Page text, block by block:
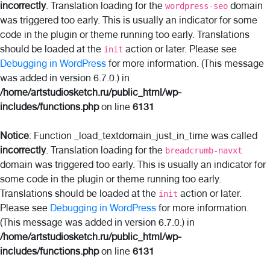
incorrectly. Translation loading for the wordpress-seo domain
was triggered too early. This is usually an indicator for some
code in the plugin or theme running too early. Translations
should be loaded at the init action or later. Please see
Debugging in WordPress for more information. (This message
was added in version 6.7.0.) in
/home/artstudiosketch.ru/public_html/wp-
includes/functions.phpon line 6131
Notice: Function _load_textdomain_just_in_time was called
incorrectly. Translation loading for the breadcrumb-navxt
domain was triggered too early. This is usually an indicator for
some code in the plugin or theme running too early.
Translations should be loaded at the init action or later.
Please see Debugging in WordPress for more information.
(This message was added in version 6.7.0.) in
/home/artstudiosketch.ru/public_html/wp-
includes/functions.phpon line 6131